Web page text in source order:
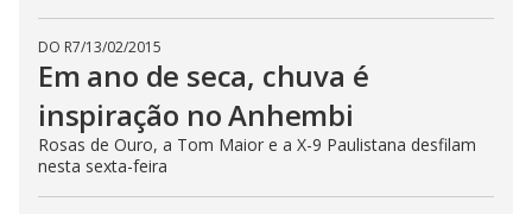
DO R7/13/02/2015
Em ano de seca, chuva é
inspiração no Anhembi
Rosas de Ouro, a Tom Maior e a X-9 Paulistana desfilam
nesta sexta-feira